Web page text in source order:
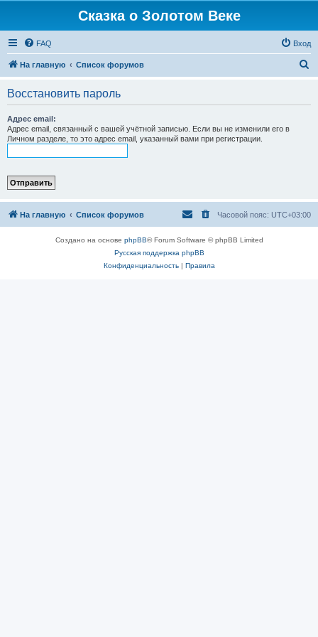
Сказка о Золотом Веке
FAQ Вход
На главную Список форумов
Восстановить пароль
Адрес email:
Адрес email, связанный с вашей учётной записью. Если вы не изменили его в
Личном разделе, то это адрес email, указанный вами при регистрации.
На главную Список форумов Часовой пояс: UTC+03:00
Создано на основе phpBB® Forum Software © phpBB Limited
Русская поддержка phpBB
Конфиденциальность| Правила